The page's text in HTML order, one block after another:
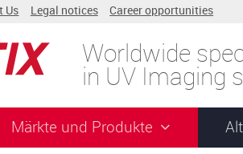
Us Legal notices Career opportunities
Worldwide
in UV Imaging
Märkte und Produkte